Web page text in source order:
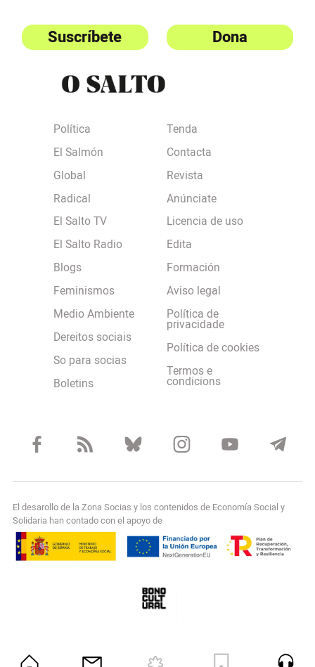
Suscríbete Dona
Política
El Salmón
Global
Radical
El Salto TV
El Salto Radio
Blogs
Feminismos
Medio Ambiente
Dereitos sociais
So para socias
Boletins
Tenda
Contacta
Revista
Anúnciate
Licencia de uso
Edita
Formación
Aviso legal
Política de
privacidade
Política de cookies
Termos e
condicions
El desarollo de la Zona Socias y los contenidos de Economía Social y
Solidaria han contado con el apoyo de